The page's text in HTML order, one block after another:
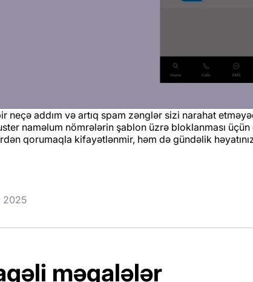
neçə addım və artıq spam zənglər sizi narahat
naməlum nömrələrin şablon üzrə bloklanması
qorumaqla kifayətlənmir, həm də gündəlik
2025
məqalələr